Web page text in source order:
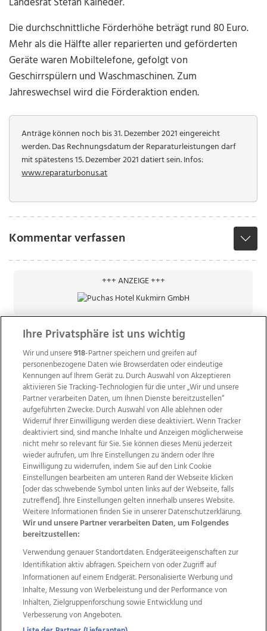
Die durchschnittliche Förderhöhe beträgt rund 80 Euro.
Mehr als die Hälfte aller reparierten und geförderten
Geräte waren Mobiltelefone, gefolgt von
Geschirrspülern und Waschmaschinen. Zum
Jahreswechsel wird die Förderaktion enden.
Anträge können noch bis 31. Dezember 2021 eingereicht
werden. Das Rechnungsdatum der Reparaturleistungen darf
mit spätestens 15. Dezember 2021 datiert sein. Infos:
www.reparaturbonus.at
Kommentar verfassen
+++ ANZEIGE +++
Wir über uns Mediadaten Kontakt
Jobs
Datenschutz
Impressum
AGB Anzeigekunden
AGB Website
Ehrenkodex Politische Werbung
Weitere Angebote des Medienhauses Wimmer
TV1 di-mog-i.at OÖNow
Ischler Woche
Life Radio
OÖNachrichten
OÖN Immobilien
OÖN Karriere
OÖN Reise
Promenaden Galerien
Regionaljobs
wasistlos.at wirtrauern.at
Ihre Privatsphäre ist uns wichtig
Wir und unsere918-Partner speichern und greifen auf
personenbezogene Daten wie Browserdaten oder eindeutige
Kennungen auf Ihrem Gerät zu. Durch Auswahl von Akzeptieren
aktivieren Sie Tracking-Technologien für die unter „Wir und unsere
Partner verarbeiten Daten, um Ihnen Dienste bereitzustellen“
aufgeführten Zwecke. Durch Auswahl von Alle ablehnen oder
Widerruf Ihrer Einwilligung werden diese deaktiviert. Wenn Tracker
deaktiviert sind, sind manche Inhalte und Anzeigen möglicherweise
nicht mehr so relevant für Sie. Sie können dieses Menü jederzeit
wieder aufrufen, um Ihre Einstellungen zu ändern oder Ihre
Einwilligung zu widerrufen, indem Sie auf den Link Cookie
Einstellungen bearbeiten am unteren Rand der Webseite klicken
[oder das schwebende Symbol unten links auf der Webseite, falls
zutreffend]. Ihre Einstellungen gelten innerhalb unseres Website.
Weitere Informationen finden Sie in unserer Datenschutzerklärung.
Wir und unsere Partner verarbeiten Daten, um Folgendes
bereitzustellen:
Verwendung genauer Standortdaten. Endgeräteeigenschaften zur
Identifikation aktiv abfragen. Speichern von oder Zugriff auf
Informationen auf einem Endgerät. Personalisierte Werbung und
Inhalte, Messung von Werbeleistung und der Performance von
Inhalten, Zielgruppenforschung sowie Entwicklung und
Verbesserung von Angeboten.